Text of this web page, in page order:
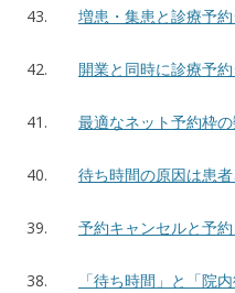
43. 増患・集患と診療予
42. 開業と同時に診療予
41. 最適なネット予約枠
40. 待ち時間の原因は患
39. 予約キャンセルと予
38. 「待ち時間」と「院